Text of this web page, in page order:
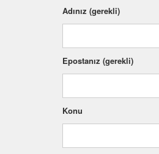
Adınız (gerekli)
Epostanız (gerekli)
Konu